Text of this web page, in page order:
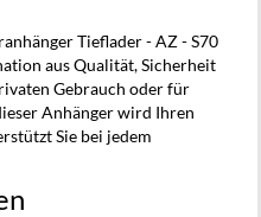
Tieflader - AZ - S70
aus Qualität, Sicherheit
Gebrauch oder für
Anhänger wird Ihren
Sie bei jedem